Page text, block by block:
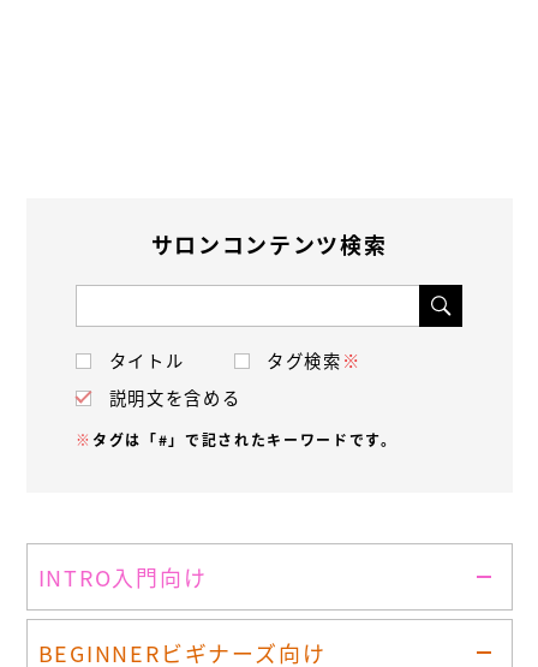
サロンコンテンツ検索
タイトル タグ検索※
説明文を含める
※ タグは「#」で記されたキーワードです。
INTRO入門向け
BEGINNERビギナーズ向け